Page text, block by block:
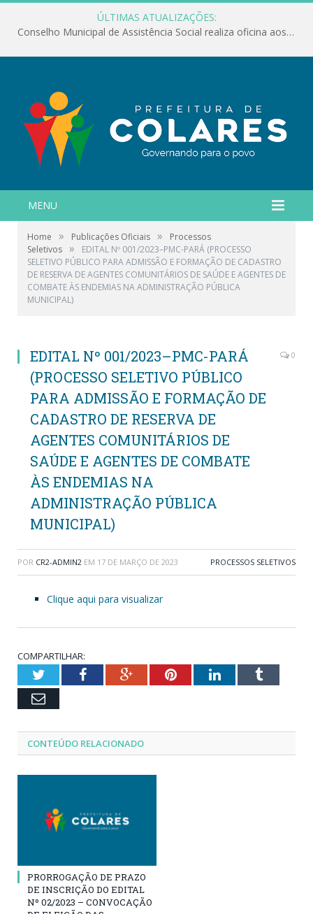
ÚLTIMAS ATUALIZAÇÕES:
Conselho Municipal de Assistência Social realiza oficina aos servidores
MENU
Home » Publicações Oficiais »
Processos
Seletivos »
EDITAL Nº 001/2023–PMC-PARÁ (PROCESSO
SELETIVO PÚBLICO PARA ADMISSÃO E FORMAÇÃO DE CADASTRO
DE RESERVA DE AGENTES COMUNITÁRIOS DE SAÚDE E AGENTES DE
COMBATE ÀS ENDEMIAS NA ADMINISTRAÇÃO PÚBLICA
MUNICIPAL)
EDITAL Nº 001/2023–PMC-PARÁ
(PROCESSO SELETIVO PÚBLICO
PARA ADMISSÃO E FORMAÇÃO DE
CADASTRO DE RESERVA DE
AGENTES COMUNITÁRIOS DE
SAÚDE E AGENTES DE COMBATE
ÀS ENDEMIAS NA
ADMINISTRAÇÃO PÚBLICA
MUNICIPAL)
0
POR CR2-ADMIN2 EM 17 DE MARÇO DE 2023 PROCESSOS SELETIVOS
Clique aqui para visualizar
COMPARTILHAR:
TwitterFacebookGoogle+PinterestLinkedInTumblr
Email
CONTEÚDO RELACIONADO
PRORROGAÇÃO DE PRAZO
DE INSCRIÇÃO DO EDITAL
Nº 02/2023 – CONVOCAÇÃO